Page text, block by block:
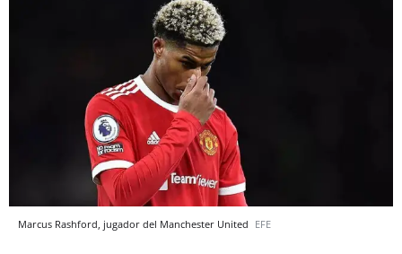
Marcus Rashford, jugador del Manchester United EFE